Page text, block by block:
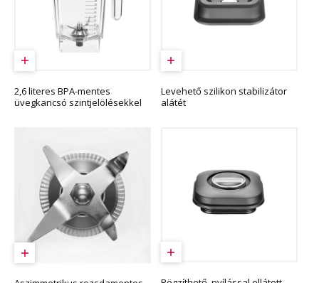
2,6 literes BPA-mentes
üvegkancsó szintjelölésekkel
Levehető szilikon stabilizátor
alátét